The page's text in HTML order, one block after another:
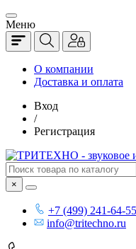
Меню
О компании
Доставка и оплата
Вход
/
Регистрация
×
+7 (499) 241-64-55
info@tritechno.ru